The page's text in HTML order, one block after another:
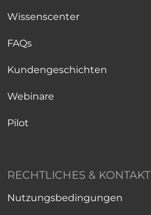
Wissenscenter
FAQs
Kundengeschichten
Webinare
Pilot
RECHTLICHES & KONTAKT
Nutzungsbedingungen